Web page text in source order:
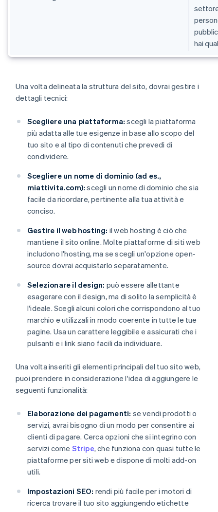
hai
Una volta delineata la struttura del sito, dovrai gestire i
dettagli tecnici:
Scegliere una piattaforma: scegli la piattaforma
più adatta alle tue esigenze in base allo scopo del
tuo sito e al tipo di contenuti che prevedi di
condividere.
Scegliere un nome di dominio (ad es.,
miattivita.com): scegli un nome di dominio che sia
facile da ricordare, pertinente alla tua attività e
conciso.
Gestire il web hosting: il web hosting è ciò che
mantiene il sito online. Molte piattaforme di siti web
includono l'hosting, ma se scegli un'opzione open-
source dovrai acquistarlo separatamente.
Selezionare il design: può essere allettante
esagerare con il design, ma di solito la semplicità è
l'ideale. Scegli alcuni colori che corrispondono al tuo
marchio e utilizzali in modo coerente in tutte le tue
pagine. Usa un carattere leggibile e assicurati che i
pulsanti e i link siano facili da individuare.
Una volta inseriti gli elementi principali del tuo sito web,
puoi prendere in considerazione l'idea di aggiungere le
seguenti funzionalità:
Elaborazione dei pagamenti: se vendi prodotti o
servizi, avrai bisogno di un modo per consentire ai
clienti di pagare. Cerca opzioni che si integrino con
servizi come Stripe, che funziona con quasi tutte le
piattaforme per siti web e dispone di molti add-on
utili.
Impostazioni SEO: rendi più facile per i motori di
ricerca trovare il tuo sito aggiungendo etichette